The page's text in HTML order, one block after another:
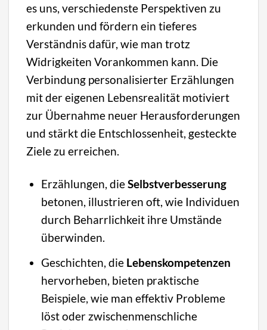
es uns, verschiedenste Perspektiven zu
erkunden und fördern ein tieferes
Verständnis dafür, wie man trotz
Widrigkeiten Vorankommen kann. Die
Verbindung personalisierter Erzählungen
mit der eigenen Lebensrealität motiviert
zur Übernahme neuer Herausforderungen
und stärkt die Entschlossenheit, gesteckte
Ziele zu erreichen.
Erzählungen, dieSelbstverbesserung
betonen, illustrieren oft, wie Individuen
durch Beharrlichkeit ihre Umstände
überwinden.
Geschichten, die Lebenskompetenzen
hervorheben, bieten praktische
Beispiele, wie man effektiv Probleme
löst oder zwischenmenschliche